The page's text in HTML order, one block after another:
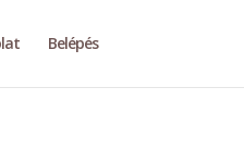
Belépés